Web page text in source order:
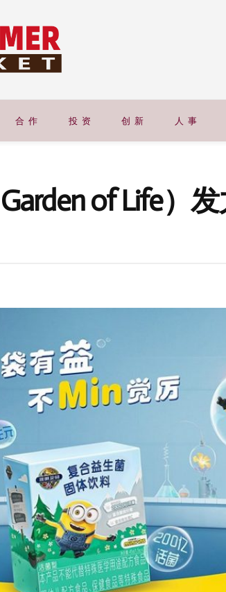
合 作 投 资 创 新 人 事
of Life）